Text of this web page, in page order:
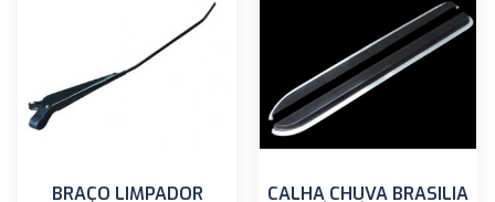
BRAÇO LIMPADOR
CALHA CHUVA BRASILIA